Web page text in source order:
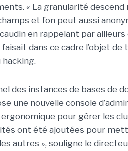
« La granularité descend
et l’on peut aussi
en rappelant par
dans ce cadre l’objet
des instances de bases de
une nouvelle console
pour gérer les
ont été ajoutées pour
autres », souligne le